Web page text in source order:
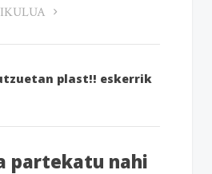
plast!! eskerrik
partekatu nahi